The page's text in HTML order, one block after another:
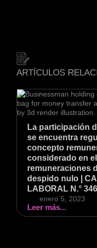
ARTÍCULOS
La participación
se encuentra
concepto
considerado en
remuneraciones
despido nulo |
LABORAL N.°
enero 5, 2023
Leer más...